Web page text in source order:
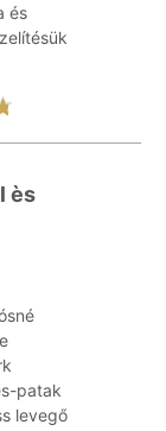
és
ès
patak
levegő